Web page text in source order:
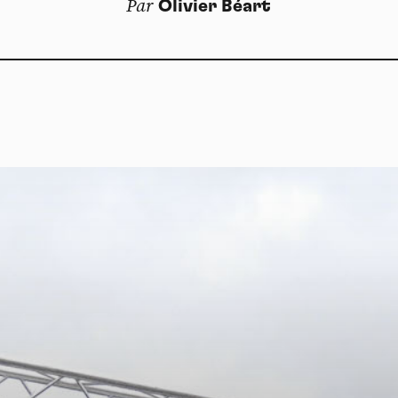
Par Olivier Béart